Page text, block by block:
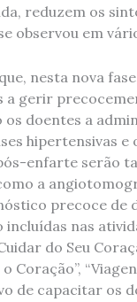
reduzem os
observou em
nesta nova
gerir
doentes a
hipertensivas
enfarte serão
a
precoce de
nas
do Seu
Coração”,
de capacitar os